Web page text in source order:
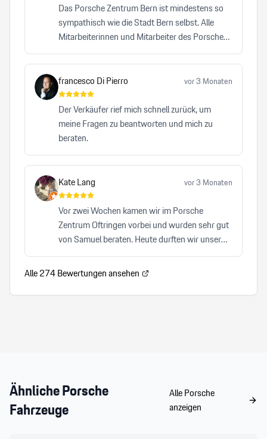
Das Porsche Zentrum Bern ist mindestens so
sympathisch wie die Stadt Bern selbst. Alle
Mitarbeiterinnen und Mitarbeiter des Porsche
Zentrums Bern leisten einen bemerkenswerten
Beitrag dazu, dass die Traditionsmarke Porsche
auf höchstem Niveau repräsentiert wird. Kein
anderes Autohaus, das ich bisher besucht habe,
hat mich mit einer vergleichbaren Herzlichkeit,
Professionalität und Zuverlässigkeit überzeugt.
francesco Di Pierro vor 3 Monaten
Der Verkäufer rief mich schnell zurück, um
meine Fragen zu beantworten und mich zu
beraten.
Kate Lang vor 3 Monaten
Vor zwei Wochen kamen wir im Porsche
Zentrum Oftringen vorbei und wurden sehr gut
von Samuel beraten. Heute durften wir unser
Auto abholen und waren von A-Z zufrieden. Wir
können Samuel von Herzen und auch das
Porsche Zentrum Oftrigen sehr empfehlen.
Herzlicher, kompetenter Service, der keinen
Alle274Bewertungen ansehen
ÄhnlichePorsche
Fahrzeuge
AllePorsche
anzeigen